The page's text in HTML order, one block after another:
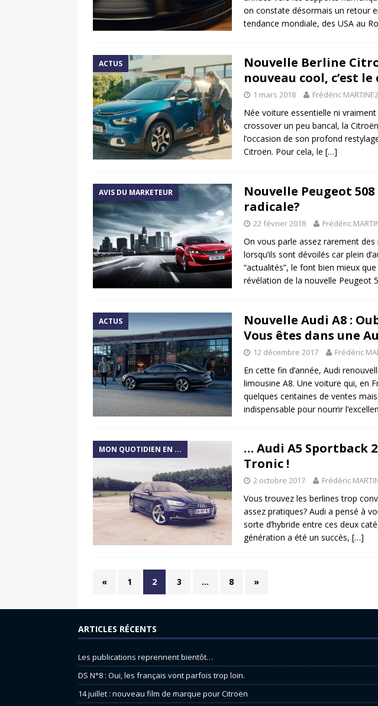
on constate désormais un retour
tendance mondiale, des USA au
ACTUS
Nouvelle Berline
nouveau cool, c’est
1 mars 2018 Frédéric
Née voiture essentielle ni
crossover un peu bancal, la
l’occasion de son profond
Citroën. Pour cela, le […]
AVIS DU MARKETEUR
Nouvelle Peugeot
radicale?
22 février 2018 Frédéric
On vous parle assez rarement
lorsqu’ils sont dévoilés car plein
“actualités”, le font bien mieux
révélation de la nouvelle Peugeot
ACTUS
Nouvelle Audi A8 :
Vous êtes dans une
12 décembre 2017 Frédéric
En cette fin d’année, Audi
limousine A8. Une voiture qui, en
quelques centaines de ventes
indispensable pour nourrir
MON QUOTIDIEN EN ...
… Audi A5 Sportback
Tronic !
2 octobre 2017 Frédéric
Vous trouvez les berlines trop
assez pratiques? Audi a pensé à
sorte d’hybride entre ces deux
génération a été un succès, […]
« 1 2 3 … 8 »
ARTICLES RÉCENTS
Les publications reprennent bientôt…
DS N°8 : Oui, les français vont parfois trop loin.
14 juillet : nouveau film de marque pour Citroën